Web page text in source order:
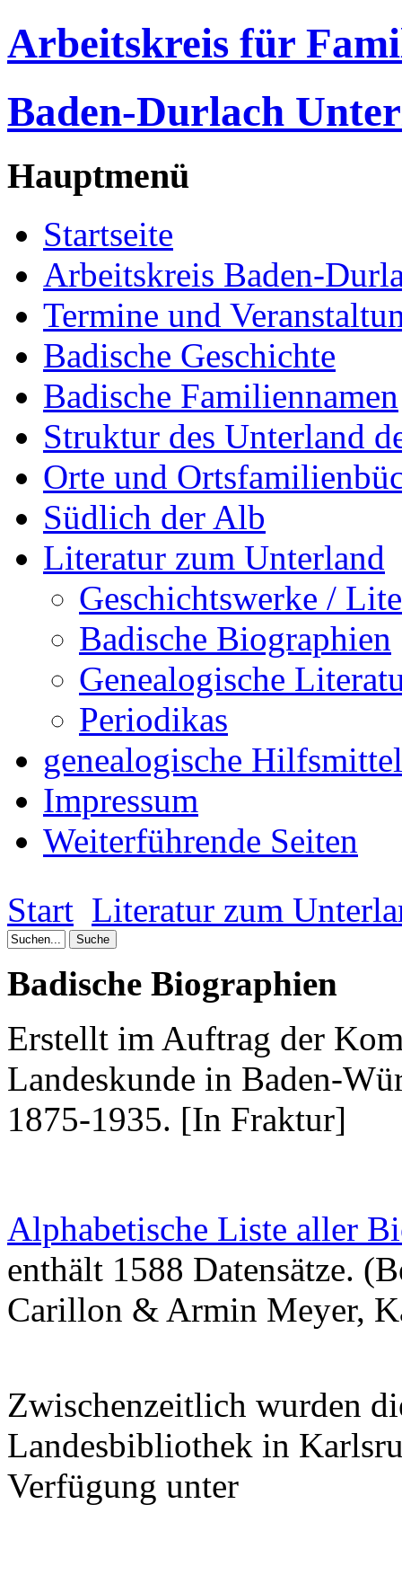
Arbeitskreis für
Baden-Durlach
Hauptmenü
Startseite
Arbeitskreis Baden-
Termine und
Badische Geschichte
Badische Familiennamen
Struktur des Unterland
Orte und
Südlich der Alb
Literatur zum Unterland
Geschichtswerke /
Badische Biographien
Genealogische
Periodikas
genealogische Hilfsmittel
Impressum
Weiterführende Seiten
Start Literatur zum
Badische Biographien
Erstellt im Auftrag der
Landeskunde in Baden-
1875-1935. [In Fraktur]
Alphabetische Liste aller
enthält 1588 Datensätze. (
Carillon & Armin Meyer,
Zwischenzeitlich wurden
Landesbibliothek in
Verfügung unter